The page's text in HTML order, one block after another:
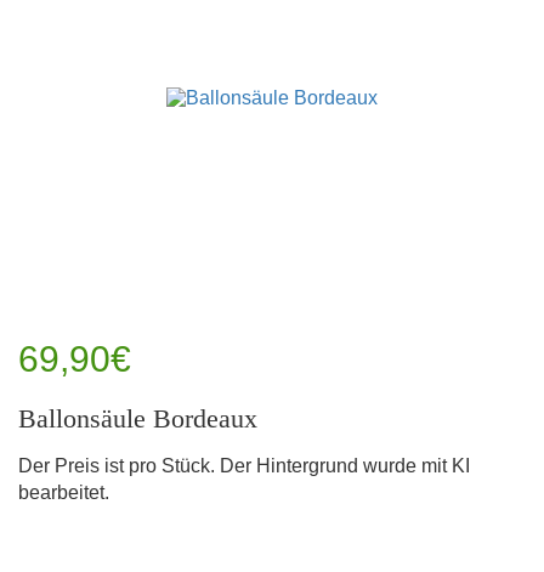
69,90€
Ballonsäule Bordeaux
Der Preis ist pro Stück. Der Hintergrund wurde mit KI
bearbeitet.